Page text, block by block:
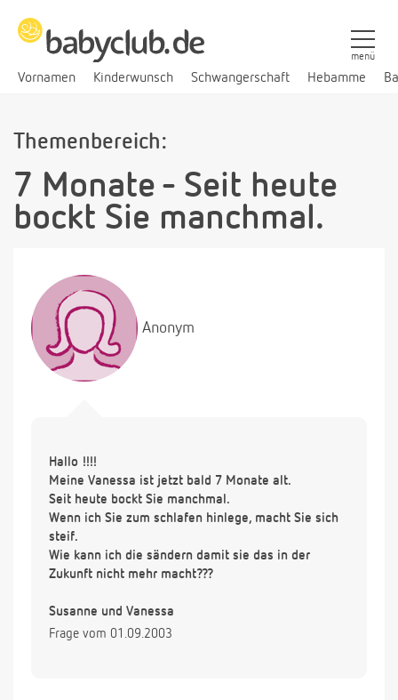
Vornamen Kinderwunsch Schwangerschaft Hebamme
menü
Themenbereich:
7 Monate - Seit heute
bockt Sie manchmal.
Anonym
Hallo !!!!
Meine Vanessa ist jetzt bald 7 Monate alt.
Seit heute bockt Sie manchmal.
Wenn ich Sie zum schlafen hinlege, macht Sie sich
steif.
Wie kann ich die sändern damit sie das in der
Zukunft nicht mehr macht???
Susanne und Vanessa
Frage vom 01.09.2003